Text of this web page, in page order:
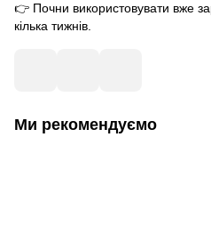
👉 Почни використовувати вже
кілька тижнів.
Ми рекомендуємо